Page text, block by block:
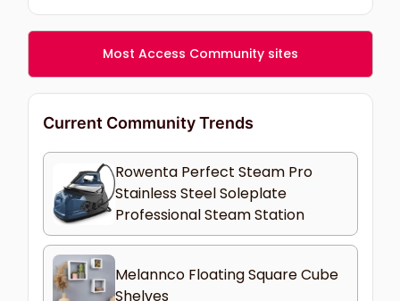
Most Access Community sites
Current Community Trends
Rowenta Perfect Steam Pro
Stainless Steel Soleplate
Professional Steam Station
Melannco Floating Square Cube
Shelves